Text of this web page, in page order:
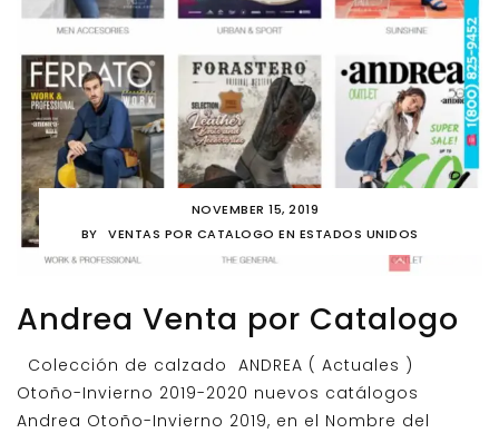
NOVEMBER 15, 2019
BY
VENTAS POR CATALOGO EN ESTADOS UNIDOS
Andrea Venta por Catalogo
Colección de calzado ANDREA ( Actuales )
Otoño-Invierno 2019-2020 nuevos catálogos
Andrea Otoño-Invierno 2019, en el Nombre del